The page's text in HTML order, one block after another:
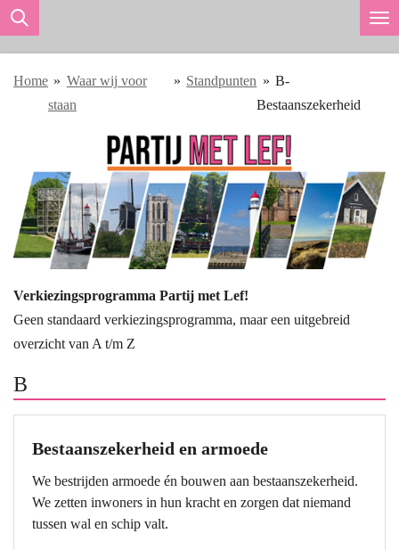
Ga
de
hoofdinhoud
Home » Waar wij voor
staan
» Standpunten » B-
Bestaanszekerheid
Verkiezingsprogramma Partij met Lef!
Geen standaard verkiezingsprogramma, maar een uitgebreid
overzicht van A t/m Z
B
Bestaanszekerheid en armoede
We bestrijden armoede én bouwen aan bestaanszekerheid.
We zetten inwoners in hun kracht en zorgen dat niemand
tussen wal en schip valt.